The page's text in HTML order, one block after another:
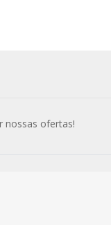
nossas ofertas!